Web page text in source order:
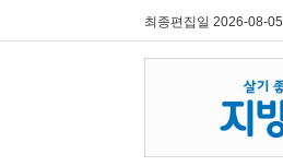
최종편집일 2026-08-